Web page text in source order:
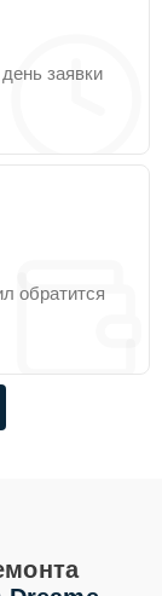
заявки
обратится